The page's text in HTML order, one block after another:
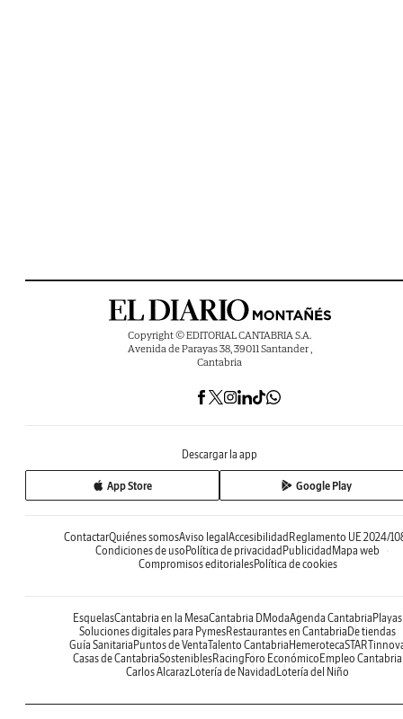
Copyright © EDITORIAL CANTABRIA S.A.
Avenida de Parayas 38, 39011 Santander ,
Cantabria
Descargar la app
App Store Google Play
ContactarQuiénes somosAviso legal Accesibilidad Reglamento UE 2024/
Condiciones de uso Política de privacidad Publicidad Mapa web
Compromisos editorialesPolítica de cookies
EsquelasCantabria en la MesaCantabria DModaAgenda Cantabria Playas
Soluciones digitales para PymesRestaurantes en Cantabria De tiendas
Guía Sanitaria Puntos de VentaTalento Cantabria Hemeroteca
Casas de CantabriaSosteniblesRacing Foro Económico Empleo Cantabria
Carlos AlcarazLotería de Navidad Lotería del Niño